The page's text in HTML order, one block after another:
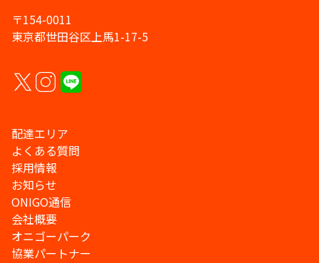
〒154-0011
東京都世田谷区上馬1-17-5
配達エリア
よくある質問
採用情報
お知らせ
ONIGO通信
会社概要
オニゴーパーク
協業パートナー